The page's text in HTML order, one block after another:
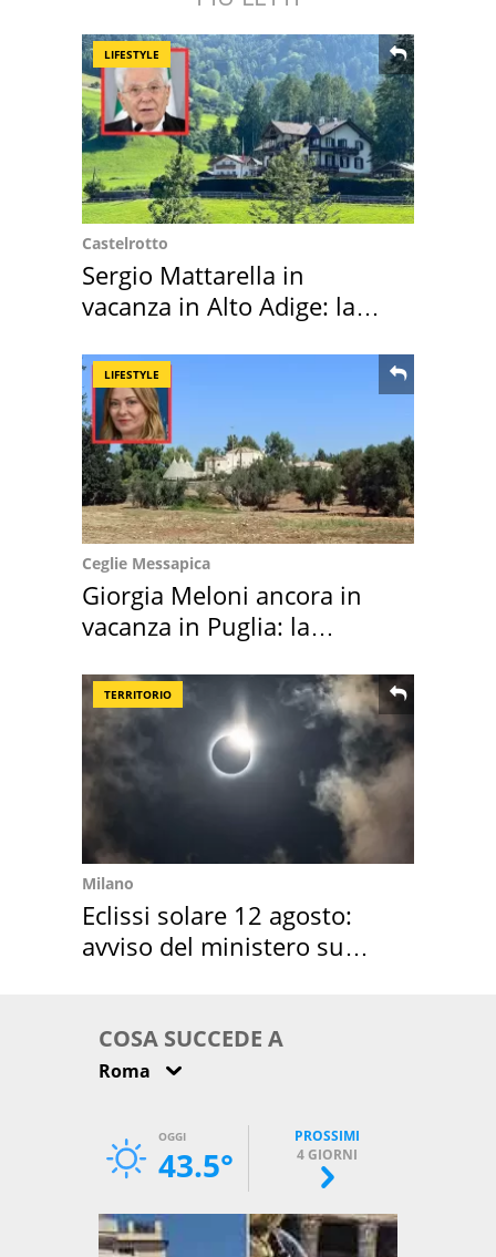
LIFESTYLE
Castelrotto
Sergio Mattarella in
vacanza in Alto Adige: la
LIFESTYLE
Ceglie Messapica
Giorgia Meloni ancora in
vacanza in Puglia: la
TERRITORIO
Milano
Eclissi solare 12 agosto:
avviso del ministero su